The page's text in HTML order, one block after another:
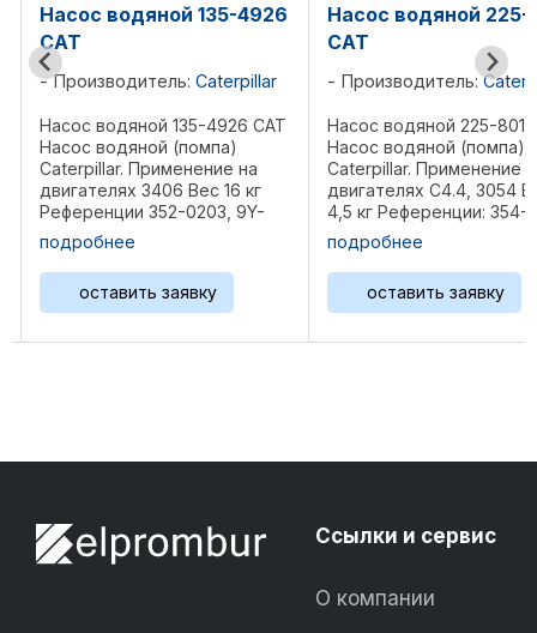
4926
4926 CAT
на
16 кг
9Y-
...
Насос водяной 225-8016
Производитель: Caterpillar
Насос водяной 225-8016 CAT
Насос водяной (помпа)
Caterpillar. Применение на
двигателях C4.4, 3054 Вес
4,5 кг Референции: 354-1672,
подробнее
оставить заявку
Насос
Насос
Насос
Caterpillar.
двигателях
3508C, 3512,
...
подробнее
оставить
Ссылки и сервис
О компании